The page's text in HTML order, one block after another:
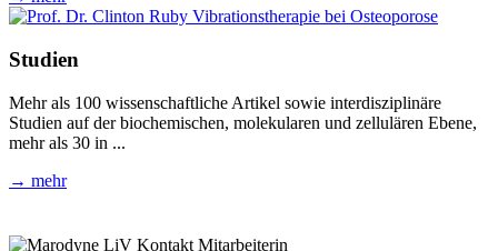
Studien
Mehr als 100 wissenschaftliche Artikel sowie interdisziplinäre
Studien auf der biochemischen, molekularen und zellulären Ebene,
mehr als 30 in ...
→ mehr